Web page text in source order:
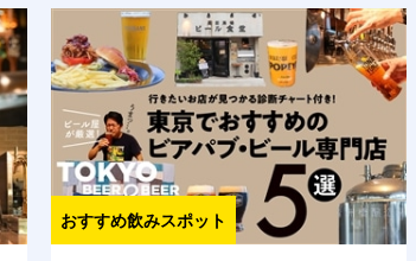
おすすめ飲みスポット